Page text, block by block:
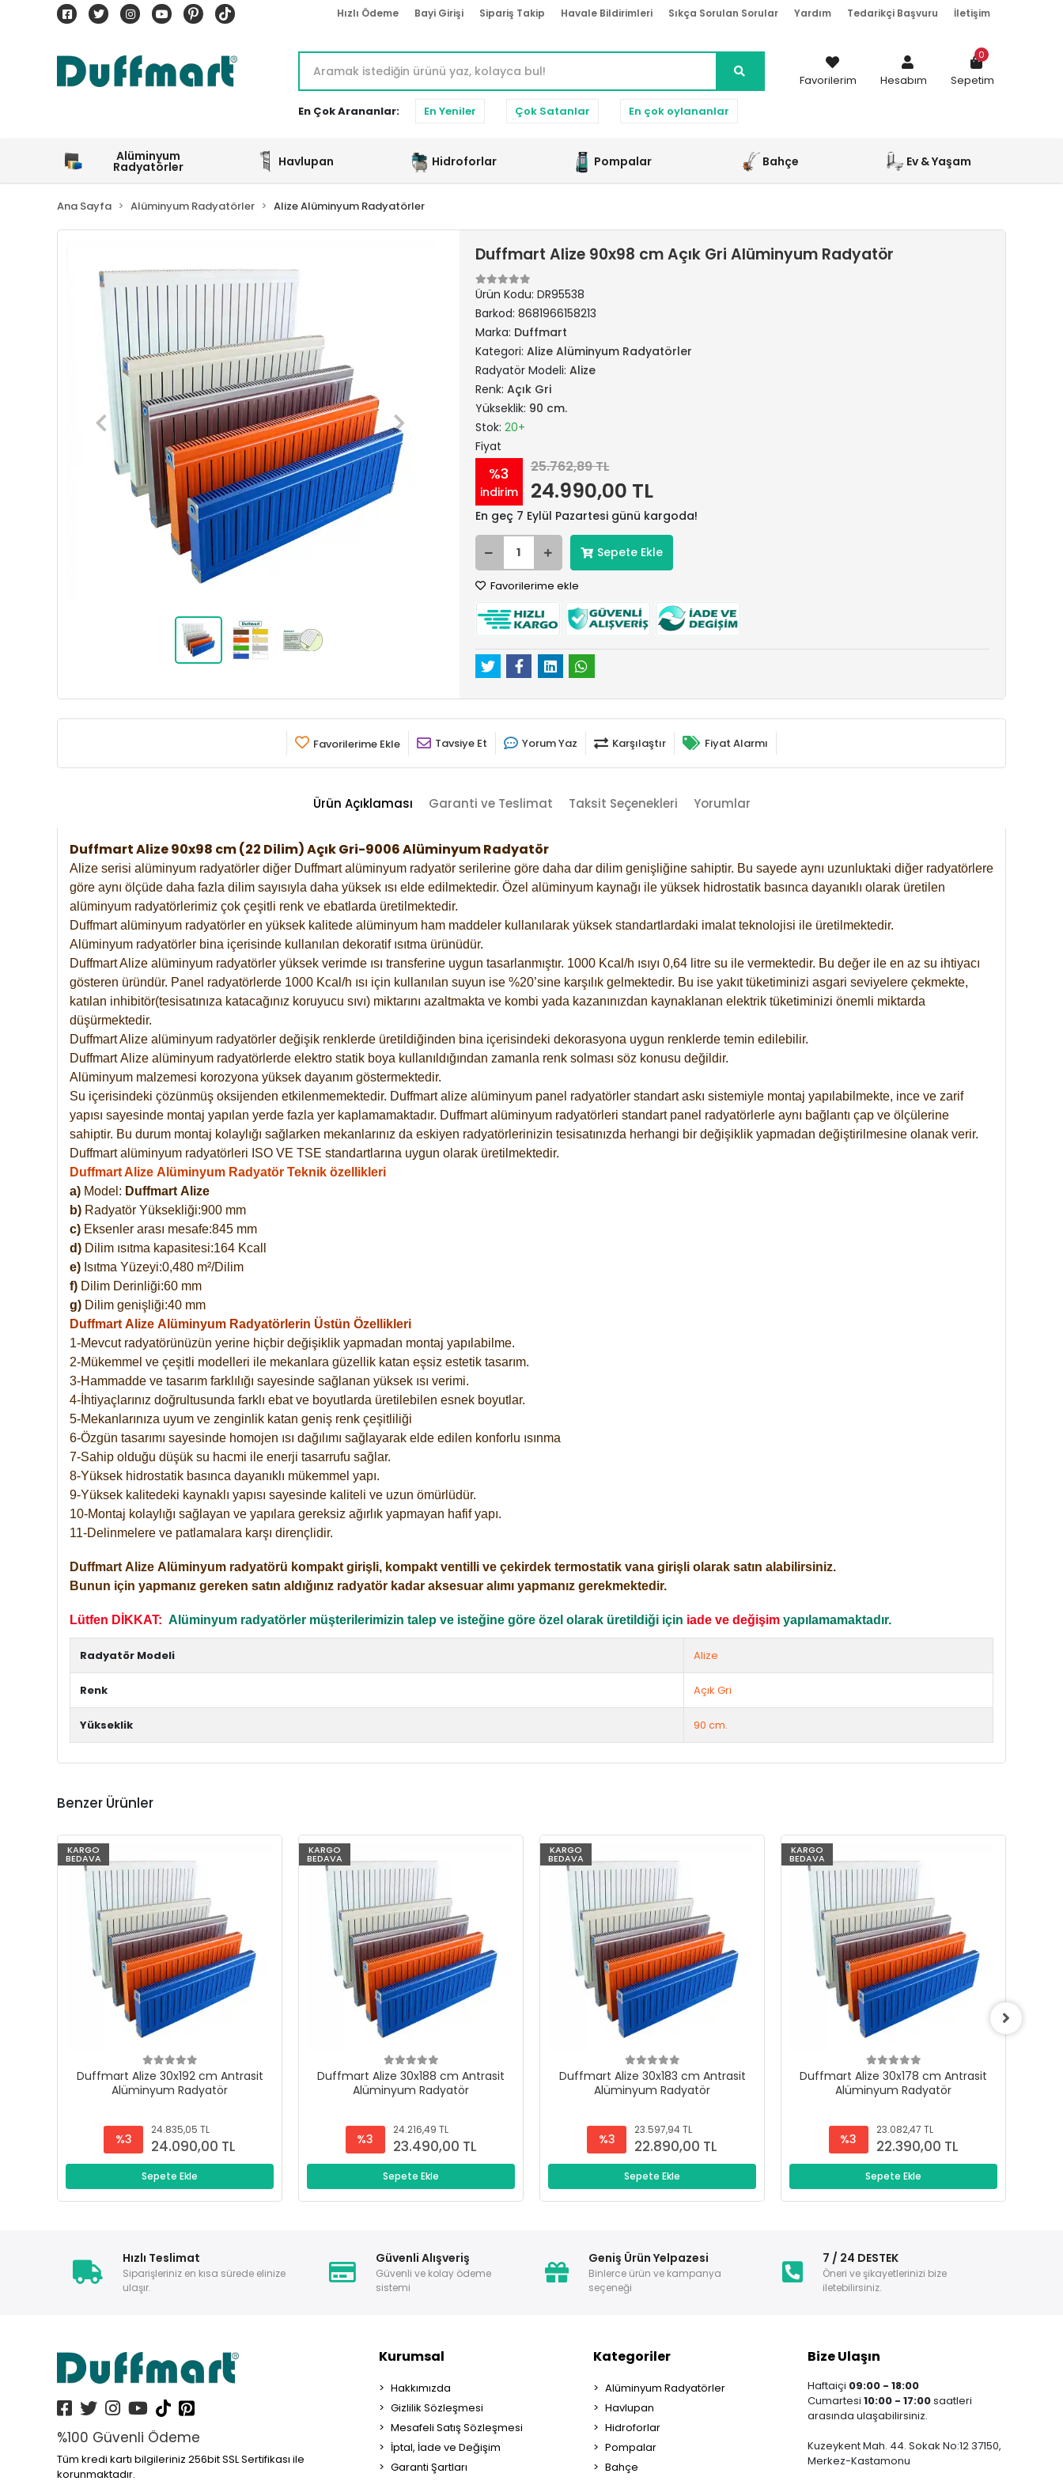
Hızlı Ödeme Bayi Girişi Sipariş Takip Havale Bildirimleri Sıkça Sorulan Sorular Yardım Tedarikçi Başvuru İletişim
En Çok Arananlar: En Yeniler Çok Satanlar En çok oylananlar
Favorilerim Hesabım Sepetim
0
Alüminyum
Radyatörler Havlupan Hidroforlar Pompalar Bahçe Ev & Yaşam
Ana Sayfa Alüminyum Radyatörler Alize Alüminyum Radyatörler
Duffmart Alize 90x98 cm Açık Gri Alüminyum Radyatör
Ürün Kodu: DR95538
Barkod: 8681966158213
Marka: Duffmart
Kategori: Alize Alüminyum Radyatörler
Radyatör Modeli: Alize
Renk: Açık Gri
Yükseklik: 90 cm.
Stok: 20+
Fiyat
%3
indirim
25.762,89 TL
24.990,00 TL
En geç 7 Eylül Pazartesi günü kargoda!
Sepete Ekle
Favorilerime ekle
Favorilerime Ekle Tavsiye Et Yorum Yaz Karşılaştır Fiyat Alarmı
Ürün Açıklaması Garanti ve Teslimat Taksit Seçenekleri Yorumlar
Duffmart Alize 90x98 cm (22 Dilim) Açık Gri-9006 Alüminyum Radyatör
Alize serisi alüminyum radyatörler diğer Duffmart alüminyum radyatör serilerine göre daha dar dilim genişliğine sahiptir. Bu sayede aynı uzunluktaki diğer radyatörlere
göre aynı ölçüde daha fazla dilim sayısıyla daha yüksek ısı elde edilmektedir. Özel alüminyum kaynağı ile yüksek hidrostatik basınca dayanıklı olarak üretilen
alüminyum radyatörlerimiz çok çeşitli renk ve ebatlarda üretilmektedir.
Duffmart alüminyum radyatörler en yüksek kalitede alüminyum ham maddeler kullanılarak yüksek standartlardaki imalat teknolojisi ile üretilmektedir.
Alüminyum radyatörler bina içerisinde kullanılan dekoratif ısıtma ürünüdür.
Duffmart Alize alüminyum radyatörler yüksek verimde ısı transferine uygun tasarlanmıştır. 1000 Kcal/h ısıyı 0,64 litre su ile vermektedir. Bu değer ile en az su ihtiyacı
gösteren üründür. Panel radyatörlerde 1000 Kcal/h ısı için kullanılan suyun ise %20’sine karşılık gelmektedir. Bu ise yakıt tüketiminizi asgari seviyelere çekmekte,
katılan inhibitör(tesisatınıza katacağınız koruyucu sıvı) miktarını azaltmakta ve kombi yada kazanınızdan kaynaklanan elektrik tüketiminizi önemli miktarda
düşürmektedir.
Duffmart Alize alüminyum radyatörler değişik renklerde üretildiğinden bina içerisindeki dekorasyona uygun renklerde temin edilebilir.
DuffmartAlize alüminyum radyatörlerde elektro statik boya kullanıldığından zamanla renk solması söz konusu değildir.
Alüminyum malzemesi korozyona yüksek dayanım göstermektedir.
Su içerisindeki çözünmüş oksijenden etkilenmemektedir. Duffmart alize alüminyum panel radyatörler standart askı sistemiyle montaj yapılabilmekte, ince ve zarif
yapısı sayesinde montaj yapılan yerde fazla yer kaplamamaktadır. Duffmart alüminyum radyatörleri standart panel radyatörlerle aynı bağlantı çap ve ölçülerine
sahiptir. Bu durum montaj kolaylığı sağlarken mekanlarınız da eskiyen radyatörlerinizin tesisatınızda herhangi bir değişiklik yapmadan değiştirilmesine olanak verir.
Duffmart alüminyum radyatörleri ISO VE TSE standartlarına uygun olarak üretilmektedir.
Duffmart Alize Alüminyum Radyatör Teknik özellikleri
a) Model: Duffmart Alize
b) Radyatör Yüksekliği:900 mm
c) Eksenler arası mesafe:845 mm
d) Dilim ısıtma kapasitesi:164 Kcall
e) Isıtma Yüzeyi:0,480 m²/Dilim
f) Dilim Derinliği:60 mm
g) Dilim genişliği:40 mm
Duffmart Alize Alüminyum Radyatörlerin Üstün Özellikleri
1-Mevcut radyatörünüzün yerine hiçbir değişiklik yapmadan montaj yapılabilme.
2-Mükemmel ve çeşitli modelleri ile mekanlara güzellik katan eşsiz estetik tasarım.
3-Hammadde ve tasarım farklılığı sayesinde sağlanan yüksek ısı verimi.
4-İhtiyaçlarınız doğrultusunda farklı ebat ve boyutlarda üretilebilen esnek boyutlar.
5-Mekanlarınıza uyum ve zenginlik katan geniş renk çeşitliliği
6-Özgün tasarımı sayesinde homojen ısı dağılımı sağlayarak elde edilen konforlu ısınma
7-Sahip olduğu düşük su hacmi ile enerji tasarrufu sağlar.
8-Yüksek hidrostatik basınca dayanıklı mükemmel yapı.
9-Yüksek kalitedeki kaynaklı yapısı sayesinde kaliteli ve uzun ömürlüdür.
10-Montaj kolaylığı sağlayan ve yapılara gereksiz ağırlık yapmayan hafif yapı.
11-Delinmelere ve patlamalara karşı dirençlidir.
Duffmart Alize Alüminyum radyatörü kompakt girişli, kompakt ventilli ve çekirdek termostatik vana girişli olarak satın alabilirsiniz.
Bunun için yapmanız gereken satın aldığınız radyatör kadar aksesuar alımı yapmanız gerekmektedir.
Lütfen DİKKAT: Alüminyum radyatörler müşterilerimizin talep ve isteğine göre özel olarak üretildiği için iade ve değişim yapılamamaktadır.
Radyatör Modeli Alize
Renk Açık Gri
Yükseklik 90 cm.
Benzer Ürünler
KARGO
BEDAVA
Duffmart Alize 30x192 cm Antrasit
Alüminyum Radyatör
%3
24.835,05 TL
24.090,00 TL
Sepete Ekle
KARGO
BEDAVA
Duffmart Alize 30x188 cm Antrasit
Alüminyum Radyatör
%3
24.216,49 TL
23.490,00 TL
Sepete Ekle
KARGO
BEDAVA
Duffmart Alize 30x183 cm Antrasit
Alüminyum Radyatör
%3
23.597,94 TL
22.890,00 TL
Sepete Ekle
KARGO
BEDAVA
Duffmart Alize 30x178 cm Antrasit
Alüminyum Radyatör
%3
23.082,47 TL
22.390,00 TL
Sepete Ekle
Hızlı Teslimat
Siparişleriniz en kısa sürede elinize
ulaşır.
Güvenli Alışveriş
Güvenli ve kolay ödeme
sistemi
Geniş Ürün Yelpazesi
Binlerce ürün ve kampanya
seçeneği
7 / 24 DESTEK
Öneri ve şikayetlerinizi bize
iletebilirsiniz.
%100 Güvenli Ödeme
Tüm kredi kartı bilgileriniz 256bit SSL Sertifikası ile
korunmaktadır.
Kurumsal
Hakkımızda
Gizlilik Sözleşmesi
Mesafeli Satış Sözleşmesi
İptal, İade ve Değişim
Garanti Şartları
Kategoriler
Alüminyum Radyatörler
Havlupan
Hidroforlar
Pompalar
Bahçe
Bize Ulaşın
Haftaiçi 09:00 - 18:00
Cumartesi 10:00 - 17:00saatleri
arasında ulaşabilirsiniz.
Kuzeykent Mah. 44. Sokak No:12 37150,
Merkez-Kastamonu